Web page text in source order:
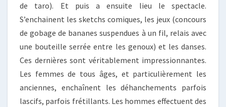
de taro). Et puis a ensuite lieu le spectacle.
S’enchainent les sketchs comiques, les jeux (concours
de gobage de bananes suspendues à un fil, relais avec
une bouteille serrée entre les genoux) et les danses.
Ces dernières sont véritablement impressionnantes.
Les femmes de tous âges, et particulièrement les
anciennes, enchaînent les déhanchements parfois
lascifs, parfois frétillants. Les hommes effectuent des